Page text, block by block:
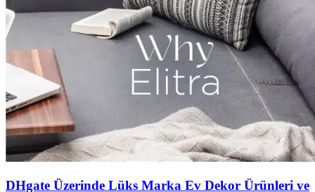
DHgate Üzerinde Lüks Marka Ev Dekor Ürünleri ve